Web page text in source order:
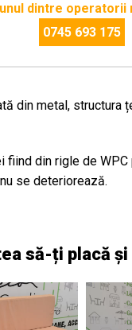
dintre operatorii
0745 693 175
din metal, structura
fiind din rigle de WPC
se deteriorează.
să-ți placă și